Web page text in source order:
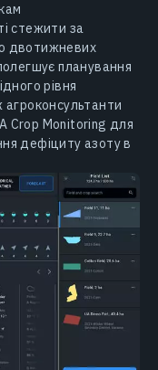
стежити за
двотижневих
планування
рівня
Crop Monitoring для
дефіциту азоту в